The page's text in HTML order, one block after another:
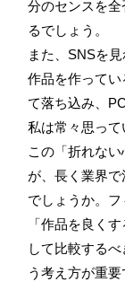
分のセンスを
るでしょう。
また、SNSを
作品を作って
て落ち込み、
私は常々思って
この「折れな
が、長く業界
でしょうか。
「作品を良く
して比較する
う考え方が重要